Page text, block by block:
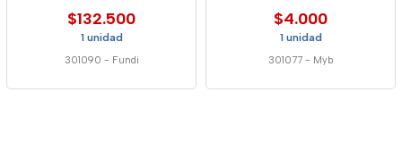
$132.500
1 unidad
301090 - Fundi
$4.000
1 unidad
301077 - Myb